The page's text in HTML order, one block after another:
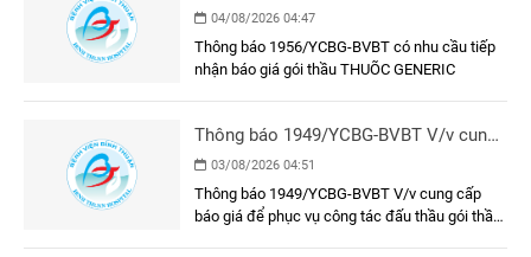
cầu tiếp nhận báo giá gói thầu THUÕC
GENERIC
04/08/2026 04:47
Thông báo 1956/YCBG-BVBT có nhu cầu tiếp
nhận báo giá gói thầu THUÕC GENERIC
Thông báo 1949/YCBG-BVBT V/v cung
cấp báo giá để phục vụ công tác đấu
thầu gói thầu: Làm vách ngăn phòng
tiêm chủng và khung, cửa khu vực tiêm
03/08/2026 04:51
Thông báo 1949/YCBG-BVBT V/v cung cấp
báo giá để phục vụ công tác đấu thầu gói thầu: